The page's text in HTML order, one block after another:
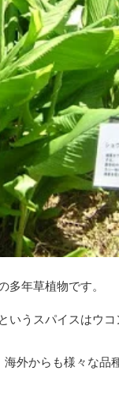
多年草植物です。
いうスパイスはウ
外からも様々な品